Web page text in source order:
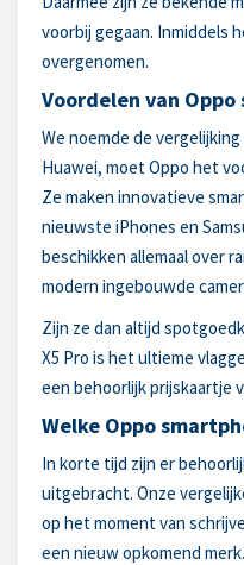
voorbij gegaan. Inmiddels
overgenomen.
Voordelen van
We noemde de
Huawei, moet Oppo het
Ze maken innovatieve
nieuwste iPhones en
beschikken allemaal over
modern ingebouwde
Zijn ze dan altijd
X5 Pro is het ultieme
een behoorlijk prijskaartje
Welke Oppo
In korte tijd zijn er
uitgebracht. Onze
op het moment van
een nieuw opkomend